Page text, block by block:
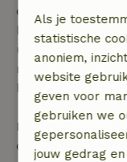
dagen voor
binnen 28 dagen
uur. Bij
recht op
boekingsbedrag.
Daarna krijg je
de borg
Als je
statistische
anoniem,
website
geven voor
gebruiken we
jouw gedrag